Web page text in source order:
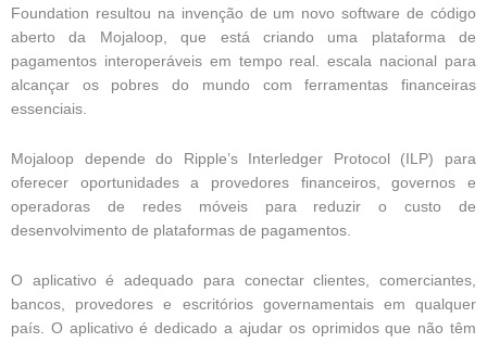
Foundation resultou na invenção de um novo software de código
aberto da Mojaloop, que está criando uma plataforma de
pagamentos interoperáveis ​​em tempo real. escala nacional para
alcançar os pobres do mundo com ferramentas financeiras
essenciais.
Mojaloop depende do Ripple’s Interledger Protocol (ILP) para
oferecer oportunidades a provedores financeiros, governos e
operadoras de redes móveis para reduzir o custo de
desenvolvimento de plataformas de pagamentos.
O aplicativo é adequado para conectar clientes, comerciantes,
bancos, provedores e escritórios governamentais em qualquer
país. O aplicativo é dedicado a ajudar os oprimidos que não têm